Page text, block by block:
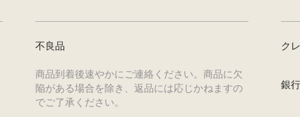
不良品
商品到着後速やかにご連絡ください。商品に欠
陥がある場合を除き、返品には応じかねますの
でご了承ください。
ク
銀